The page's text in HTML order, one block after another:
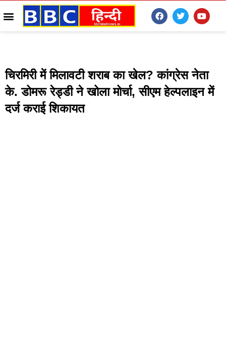
चिरमिरी में मिलावटी शराब का खेल? कांग्रेस नेता
के. डोमरू रेड्डी ने खोला मोर्चा, सीएम हेल्पलाइन में
दर्ज कराई शिकायत